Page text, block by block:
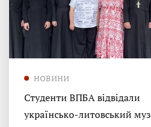
НОВИНИ
Студенти ВПБА відвідали
українсько-литовський